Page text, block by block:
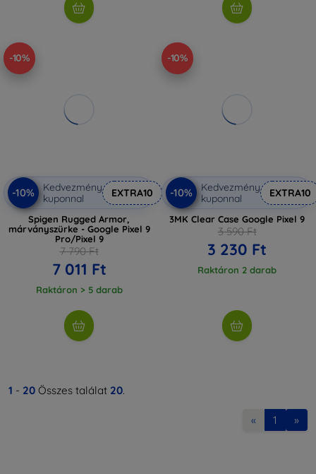
-10%
-10%
Kedvezmény
kuponnal
EXTRA10
Spigen Rugged Armor,
márványszürke - Google Pixel 9
Pro/Pixel 9
7 790 Ft
7 011 Ft
Raktáron > 5 darab
-10%
-10%
Kedvezmény
kuponnal
EXTRA10
3MK Clear Case Google Pixel 9
3 590 Ft
3 230 Ft
Raktáron 2 darab
1 - 20 Összes találat 20.
« 1 »